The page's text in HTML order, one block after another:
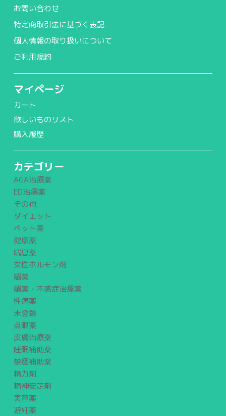
お問い合わせ
特定商取引法に基づく表記
個人情報の取り扱いについて
ご利用規約
マイページ
カート
欲しいものリスト
購入履歴
カテゴリー
AGA治療薬
ED治療薬
その他
ダイエット
ペット薬
健康薬
喘息薬
女性ホルモン剤
媚薬
媚薬・不感症治療薬
性病薬
未登録
点眼薬
皮膚治療薬
睡眠補助薬
禁煙補助薬
精力剤
精神安定剤
美容薬
避妊薬